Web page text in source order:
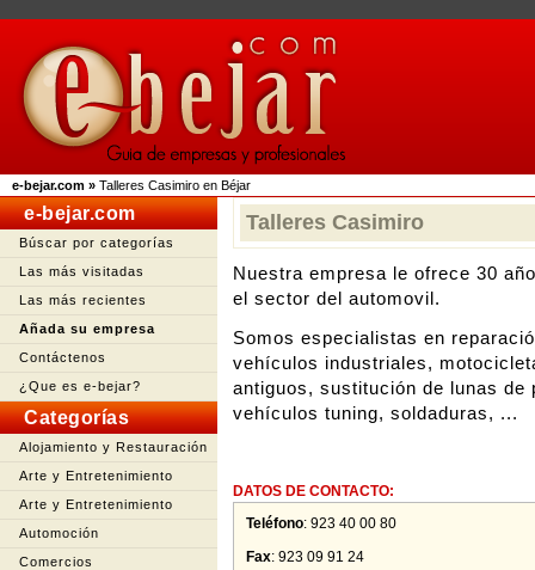
e-bejar.com » Talleres Casimiro en Béjar
e-bejar.com
Búscar por categorías
Las más visitadas
Las más recientes
Añada su empresa
Contáctenos
¿Que es e-bejar?
Categorías
Alojamiento y Restauración
Arte y Entretenimiento
Arte y Entretenimiento
Automoción
Comercios
Talleres Casimiro
Nuestra empresa le ofrece 30
el sector del automovil.
Somos especialistas en
vehículos industriales,
antiguos, sustitución de lunas de
vehículos tuning, soldaduras, ...
DATOS DE CONTACTO:
Teléfono: 923 40 00 80
Fax: 923 09 91 24